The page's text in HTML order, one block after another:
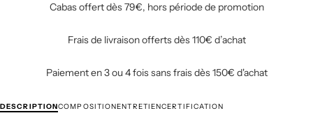
Cabas offert dès 79€, hors période de promotion
Frais de livraison offerts dès 110€ d’achat
Paiement en 3 ou 4 fois sans frais dès 150€ d'achat
DESCRIPTIONCOMPOSITIONENTRETIENCERTIFICATION